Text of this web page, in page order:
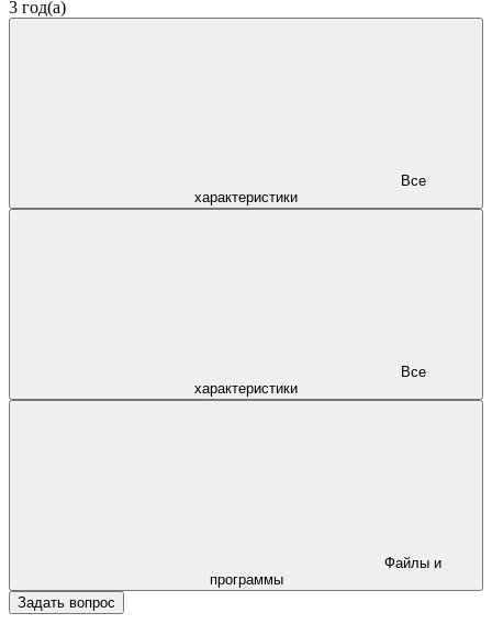
3 год(а)
характеристики
характеристики
программы
Задать вопрос